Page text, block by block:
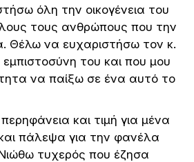
όλη την οικογένεια του
τους ανθρώπους που την
Θέλω να ευχαριστήσω τον κ.
του και που μου
να παίξω σε ένα αυτό το
και τιμή για μένα
πάλεψα για την φανέλα
τυχερός που έζησα